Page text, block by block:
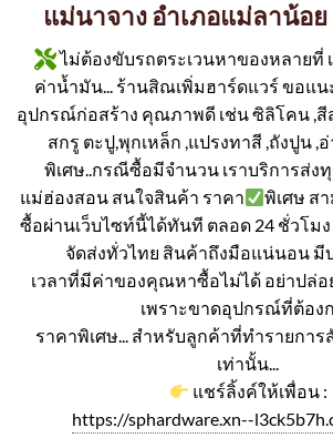
แม่นาจาง อำเภอแม่ลาน้อ
ไม่ต้องขับรถตระเวนหาของหลายที่ เ
ค่าน้ำมัน... ร้านสิณเพิ่มฮาร์ดแวร์ ขอแน
อุปกรณ์ก่อสร้าง คุณภาพดี เช่น ซิลิโคน ,สี
สกรู ตะปู,พุกเหล็ก ,แปรงทาสี ,ถังปูน ,
พิเศษ..กรณีซื้อมีจำนวน เราบริการส่ง
แม่ฮ่องสอน สนใจสินค้า ราคา
พิเศษ ส
ซื้อผ่านเว็บไซท์นี้ได้ทันที ตลอด 24 ชั่วโม
จัดส่งทั่วไทย สินค้าถึงมือแน่นอน มี
เวลาที่มีค่าของคุณหาซื้อไม่ได้ อย่าปล่อ
เพราะขาดอุปกรณ์ที่ต้อง
ราคาพิเศษ... สำหรับลูกค้าที่ทำรายการ
เท่านั้น...
แชร์ลิ้งค์ให้เพื่อน :
https://sphardware.xn--